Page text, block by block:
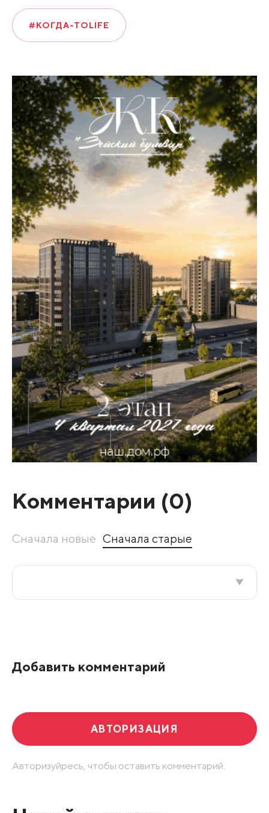
#КОГДА-ТОLIFE
Комментарии (0)
Сначала новые Сначала старые
Добавить комментарий
АВТОРИЗАЦИЯ
Авторизуйресь, чтобы оставить комментарий.